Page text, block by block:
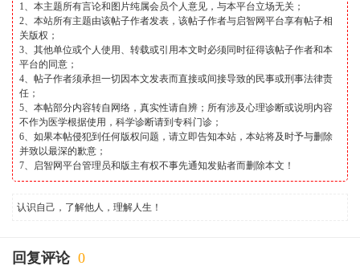
1、本主题所有言论和图片纯属会员个人意见，与本平台立场无关；
2、本站所有主题由该帖子作者发表，该帖子作者与启智网平台享有帖子相
关版权；
3、其他单位或个人使用、转载或引用本文时必须同时征得该帖子作者和本
平台的同意；
4、帖子作者须承担一切因本文发表而直接或间接导致的民事或刑事法律责
任；
5、本帖部分内容转自网络，真实性请自辨；所有涉及心理诊断或说明内容
不作为医学根据使用，科学诊断请到专科门诊；
6、如果本帖侵犯到任何版权问题，请立即告知本站，本站将及时予与删除
并致以最深的歉意；
7、启智网平台管理员和版主有权不事先通知发贴者而删除本文！
认识自己，了解他人，理解人生！
回复评论 0